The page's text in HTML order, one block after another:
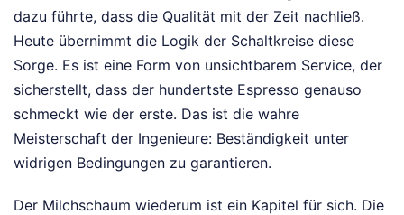
dazu führte, dass die Qualität mit der Zeit nachließ.
Heute übernimmt die Logik der Schaltkreise diese
Sorge. Es ist eine Form von unsichtbarem Service, der
sicherstellt, dass der hundertste Espresso genauso
schmeckt wie der erste. Das ist die wahre
Meisterschaft der Ingenieure: Beständigkeit unter
widrigen Bedingungen zu garantieren.
Der Milchschaum wiederum ist ein Kapitel für sich. Die